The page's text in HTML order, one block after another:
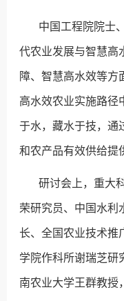
中国工程院院士、
代农业发展与智慧高
障、智慧高水效等方
高水效农业实施路径
于水，藏水于技，通
和农产品有效供给提
研讨会上，重大科
荣研究员、中国水利
长、全国农业技术推
学院作科所谢瑞芝研
南农业大学王群教授